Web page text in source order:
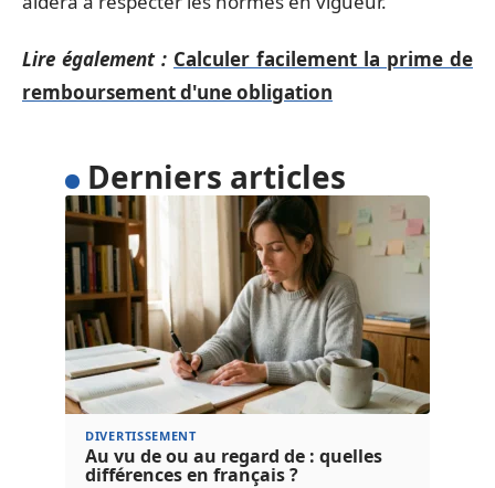
Lire également : Calculer facilement la prime de
remboursement d'une obligation
Derniers articles
DIVERTISSEMENT
Au vu de ou au regard de : quelles
différences en français ?